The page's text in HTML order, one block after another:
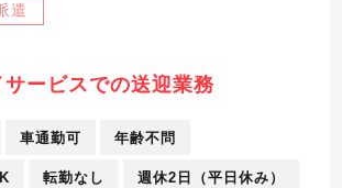
遣
ービスでの送迎業務
車通勤可 年齢不問
転勤なし 週休2日（平日休み）